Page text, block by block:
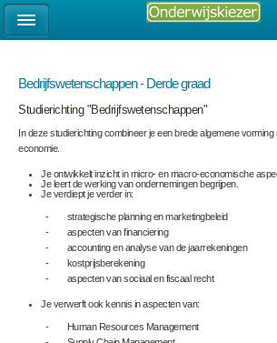
Bedrijfswetenschappen - Derde graad
Studierichting "Bedrijfswetenschappen"
In deze studierichting combineer je een brede algemene
economie.
Je ontwikkelt inzicht in micro- en macro-economische
Je leert de werking van ondernemingen begrijpen.
Je verdiept je verder in:
- strategische planning en marketingbeleid
- aspecten van financiering
- accounting en analyse van de jaarrekeningen
- kostprijsberekening
- aspecten van sociaal en fiscaal recht
Je verwerft ook kennis in aspecten van:
- Human Resources Management